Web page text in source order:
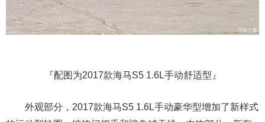
『配图为2017款海马S5 1.6L手动舒适型』
外观部分，2017款海马S5 1.6L手动豪华型增加了新样式